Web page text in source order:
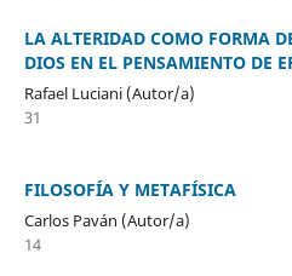
LA ALTERIDAD COMO FORMA
DIOS EN EL PENSAMIENTO DE
Rafael Luciani (Autor/a)
31
FILOSOFÍA Y METAFÍSICA
Carlos Paván (Autor/a)
14